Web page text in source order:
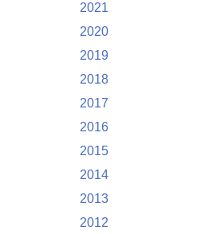
2021
2020
2019
2018
2017
2016
2015
2014
2013
2012